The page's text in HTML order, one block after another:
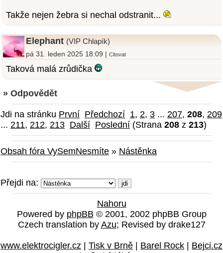
Takže nejen žebra si nechal odstranit...
Elephant (VIP Chlapík)
pá 31. leden 2025 18:09 |Citovat
Taková malá zrůdička
» Odpovědět
Jdi na stránku První Předchozí 1, 2, 3 ... 207, 208, 209
... 211, 212, 213 Další Poslední (Strana 208 z 213)
Obsah fóra VySemNesmíte » Nástěnka
Přejdi na:
Nahoru
Powered by phpBB © 2001, 2002 phpBB Group
Czech translation by Azu; Revised by drake127
www.elektrocigler.cz | Tisk v Brně | Barel Rock | Bejci.cz